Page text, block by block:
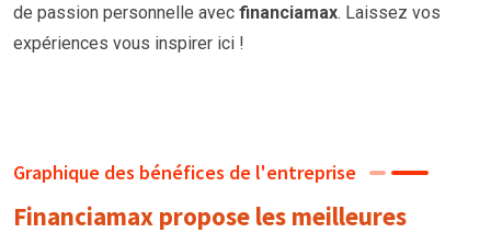
de passion personnelle avec financiamax. Laissez vos
expériences vous inspirer ici !
Graphique des bénéfices de l'entreprise
Financiamax propose les meilleures